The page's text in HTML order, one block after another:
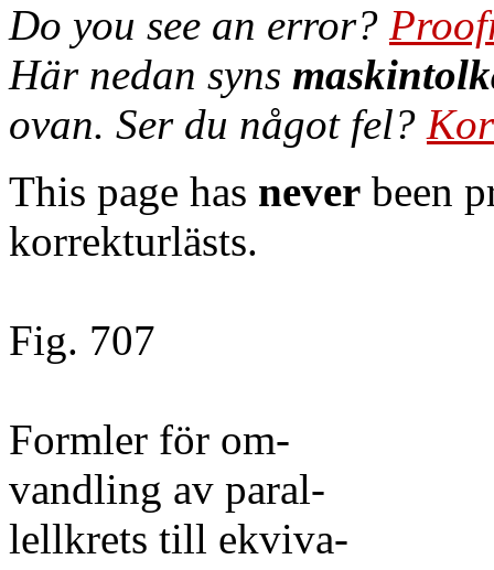
Do you see an error?
Här nedan syns
ovan. Ser du något fel?
This page has never been
korrekturlästs.
Fig. 707
Formler för om-
vandling av paral-
lellkrets till ekviva-